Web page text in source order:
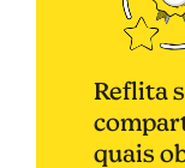
Reflita
quais